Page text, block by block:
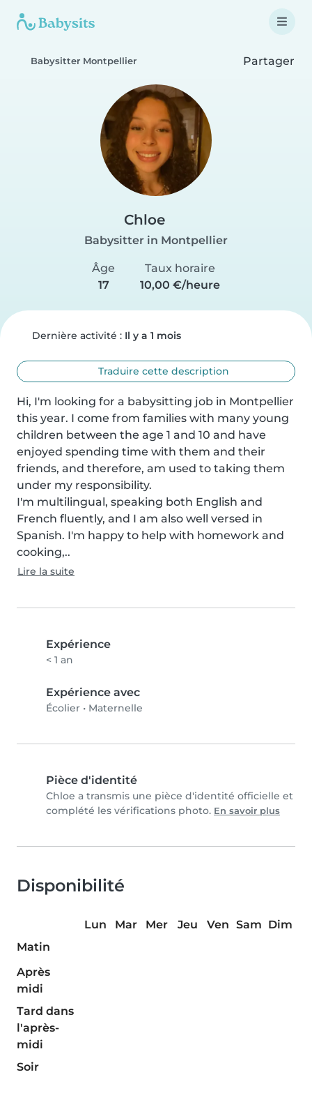
Babysitter Montpellier Partager
Chloe
Babysitter in Montpellier
Âge
17
Taux horaire
10,00 €/heure
Dernière activité : Il y a 1 mois
Traduire cette description
Hi, I'm looking for a babysitting job in Montpellier
this year. I come from families with many young
children between the age 1 and 10 and have
enjoyed spending time with them and their
friends, and therefore, am used to taking them
under my responsibility.
I'm multilingual, speaking both English and
French fluently, and I am also well versed in
Spanish. I'm happy to help with homework and
cooking,..
Lire la suite
Expérience
< 1 an
Expérience avec
Écolier • Maternelle
Pièce d'identité
Chloe a transmis une pièce d'identité officielle et
complété les vérifications photo. En savoir plus
Disponibilité
Lun Mar Mer Jeu Ven Sam Dim
Matin
Après
midi
Tard dans
l'après-
midi
Soir